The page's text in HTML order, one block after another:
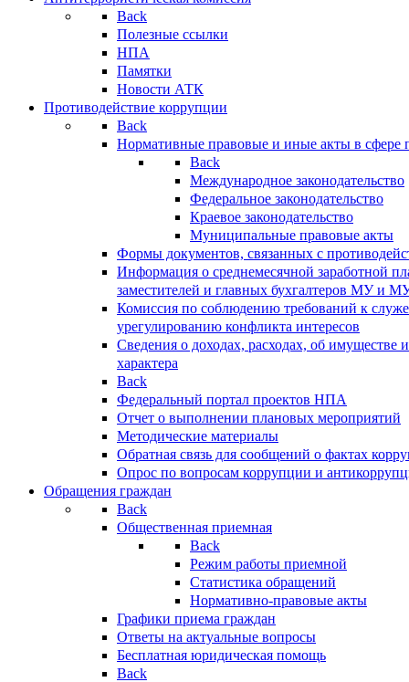
Back
Полезные ссылки
НПА
Памятки
Новости АТК
Противодействие коррупции
Back
Нормативные правовые и иные акты в сфере
Back
Международное законодательство
Федеральное законодательство
Краевое законодательство
Муниципальные правовые акты
Формы документов, связанных с
Информация о среднемесячной заработной
заместителей и главных бухгалтеров МУ и
Комиссия по соблюдению требований к
урегулированию конфликта интересов
Сведения о доходах, расходах, об имуществе
характера
Back
Федеральный портал проектов НПА
Отчет о выполнении плановых мероприятий
Методические материалы
Обратная связь для сообщений о фактах
Опрос по вопросам коррупции и
Обращения граждан
Back
Общественная приемная
Back
Режим работы приемной
Статистика обращений
Нормативно-правовые акты
Графики приема граждан
Ответы на актуальные вопросы
Бесплатная юридическая помощь
Back